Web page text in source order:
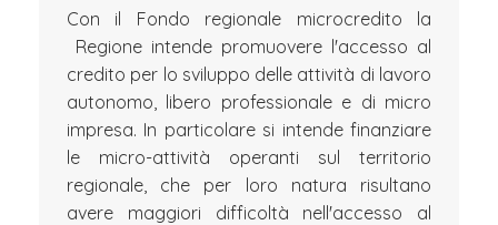
Con il Fondo regionale microcredito la
Regione intende promuovere l'accesso al
credito per lo sviluppo delle attività di lavoro
autonomo, libero professionale e di micro
impresa. In particolare si intende finanziare
le micro-attività operanti sul territorio
regionale, che per loro natura risultano
avere maggiori difficoltà nell'accesso al